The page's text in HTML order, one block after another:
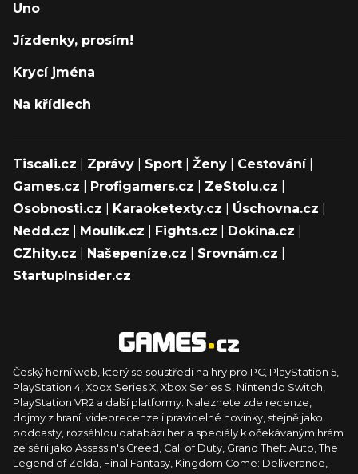
Uno
Jízdenky, prosím!
Krycí jména
Na křídlech
Tiscali.cz Zprávy Sport Ženy Cestování|
Games.cz
Profigamers.cz ZeStolu.cz
Osobnosti.cz
Karaoketexty.cz Úschovna.cz
Nedd.cz
Moulík.cz Fights.cz Dokina.cz
CZhity.cz
Našepeníze.cz Srovnám.cz
StartupInsider.cz
Český herní web, který se soustředí na hry pro PC, PlayStation 5,
PlayStation 4, Xbox Series X, Xbox Series S, Nintendo Switch,
PlayStation VR2 a další platformy. Naleznete zde recenze,
dojmy z hraní, videorecenze i pravidelné novinky, stejně jako
podcasty, rozsáhlou databázi her a speciály k očekávaným hrám
ze sérií jako Assassin's Creed, Call of Duty, Grand Theft Auto, The
Legend of Zelda, Final Fantasy, Kingdom Come: Deliverance,